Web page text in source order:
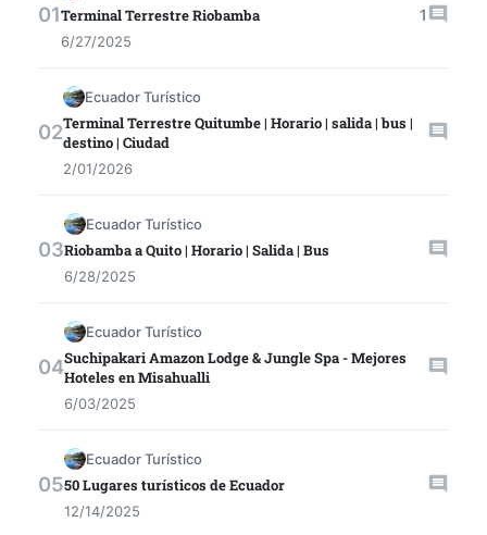
Terminal Terrestre Riobamba
6/27/2025
1
Ecuador Turístico
Terminal Terrestre Quitumbe | Horario | salida | bus |
destino | Ciudad
2/01/2026
Ecuador Turístico
Riobamba a Quito | Horario | Salida | Bus
6/28/2025
Ecuador Turístico
Suchipakari Amazon Lodge & Jungle Spa - Mejores
Hoteles en Misahualli
6/03/2025
Ecuador Turístico
50 Lugares turísticos de Ecuador
12/14/2025